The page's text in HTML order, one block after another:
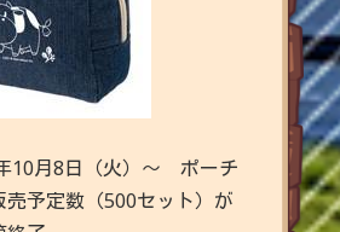
10月8日（火）～ ポーチ
売予定数（500セット）が